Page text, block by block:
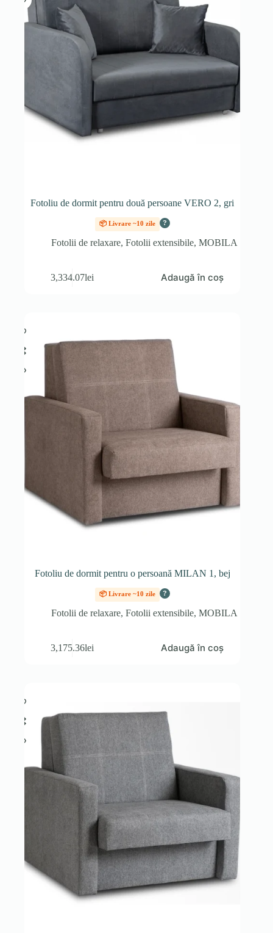
Fotoliu de dormit pentru două persoane VERO 2, gri
📦 Livrare ~10 zile ?
Fotolii de relaxare,Fotolii extensibile,MOBILA
3,334.07lei Adaugă în coș
Fotoliu de dormit pentru o persoană MILAN 1, bej
📦 Livrare ~10 zile ?
Fotolii de relaxare,Fotolii extensibile,MOBILA
3,175.36lei Adaugă în coș